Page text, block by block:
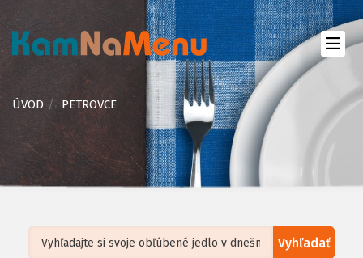
ÚVOD PETROVCE
Vyhľadať